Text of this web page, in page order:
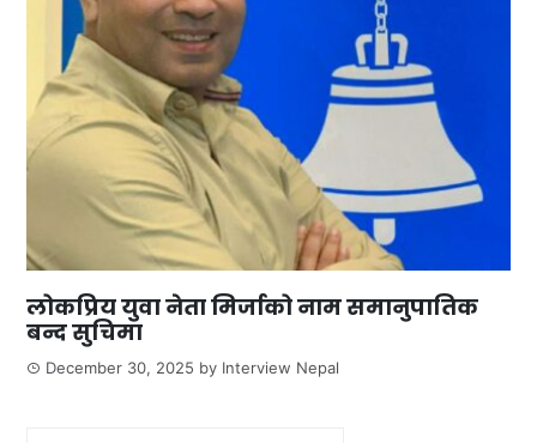
लोकप्रिय युवा नेता मिर्जाको नाम समानुपातिक
बन्द सुचिमा
December 30, 2025 by Interview Nepal